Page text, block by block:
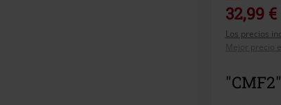
32,99 €
Los precios
Mejor precio